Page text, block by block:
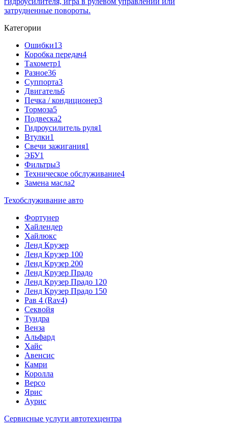
затрудненные повороты.
Категории
Ошибки13
Коробка передач4
Тахометр1
Разное36
Cуппорта3
Двигатель6
Печка / кондиционер3
Тормоза5
Подвеска2
Гидроусилитель руля1
Втулки1
Свечи зажигания1
ЭБУ1
Фильтры3
Техническое обслуживание4
Замена масла2
Техобслуживание авто
Фортунер
Хайлендер
Хайлюкс
Ленд Крузер
Ленд Крузер 100
Ленд Крузер 200
Ленд Крузер Прадо
Ленд Крузер Прадо 120
Ленд Крузер Прадо 150
Рав 4 (Rav4)
Секвойя
Тундра
Венза
Альфард
Хайс
Авенсис
Камри
Королла
Версо
Ярис
Аурис
Сервисные услуги автотехцентра